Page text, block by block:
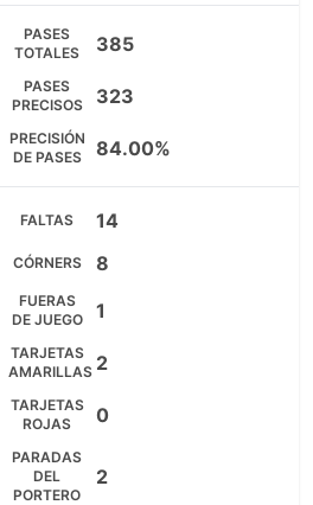
PASES
TOTALES
385
PASES
PRECISOS
323
PRECISIÓN
DE PASES
84.00%
FALTAS
14
CÓRNERS
8
FUERAS
DE JUEGO
1
TARJETAS
AMARILLAS 2
TARJETAS
ROJAS
0
PARADAS
DEL
PORTERO
2